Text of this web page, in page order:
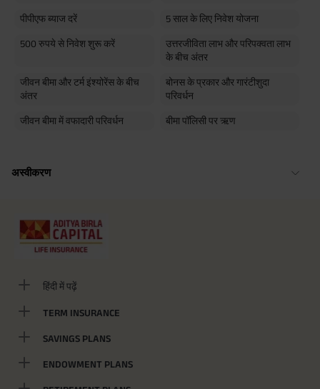
पीपीएफ ब्याज दरें 5 साल के लिए निवेश योजना
500 रुपये से निवेश शुरू करें
उत्तरजीविता लाभ और परिपक्वता लाभ
के बीच अंतर
जीवन बीमा और टर्म इंश्योरेंस के बीच
अंतर
बोनस के प्रकार और गारंटीशुदा
परिवर्धन
जीवन बीमा में वफादारी परिवर्धन बीमा पॉलिसी पर ऋण
अस्वीकरण
हिंदी में पढ़ें
TERM INSURANCE
SAVINGS PLANS
ENDOWMENT PLANS